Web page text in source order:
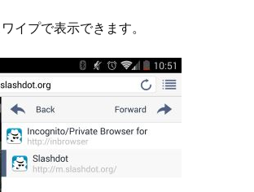
イプで表示できます。